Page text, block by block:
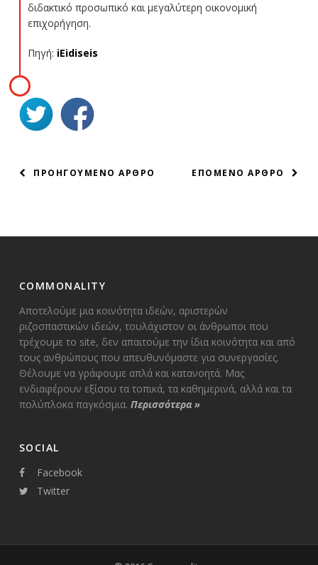
διδακτικό προσωπικό και μεγαλύτερη οικονομική
επιχορήγηση.
Πηγή: iEidiseis
ΠΛΟΗΓΗΣΗ
ΕΠΟΜΕΝΟ ΑΡΘΡΟ
ΠΡΟΗΓΟΥΜΕΝΟ ΑΡΘΡΟ
COMMONALITY
Αποτελούμε μια κοινότητα ιδεών, αριστερών
ριζοσπαστικών ιδεών, τουλάχιστον οι άνθρωποι που
τρέχουμε το site, δεν απαιτούμε την ίδια κοινότητα και από
τους ανθρώπους που απευθυνόμαστε για συνεργασίες.
Θέλουμε να γράφουμε απλά και κατανοητά. Μας
ενδιαφέρουν εξίσου τα τοπικά, τα καθημερινά, αλλά και τα
πολύπλοκα παγκόσμια. Περισσότερα»
SOCIAL
Facebook
Twitter